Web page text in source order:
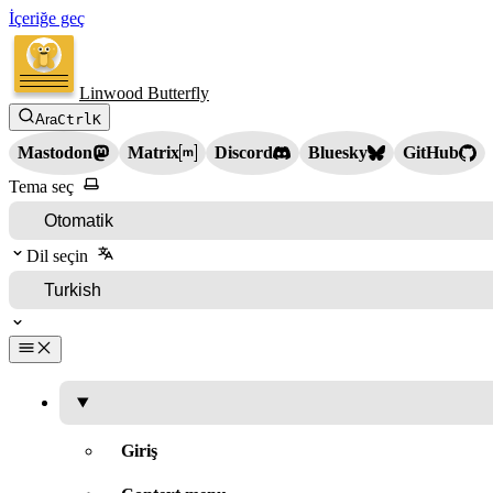
İçeriğe geç
Linwood Butterfly
AraCtrlK
Mastodon Matrix Discord Bluesky
GitHub
Tema seç
Dil seçin
Giriş